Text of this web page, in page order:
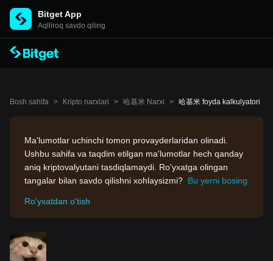
Bitget App
Aqlliroq savdo qiling
Bosh sahifa > Kripto narxlari > 哈基米 Narxi > 哈基米 foyda kalkulyatori
Ma'lumotlar uchinchi tomon provayderlaridan olinadi.
Ushbu sahifa va taqdim etilgan ma'lumotlar hech qanday
aniq kriptovalyutani tasdiqlamaydi. Ro'yxatga olingan
tangalar bilan savdo qilishni xohlaysizmi? Bu yerni bosing
Ro'yxatdan o'tish